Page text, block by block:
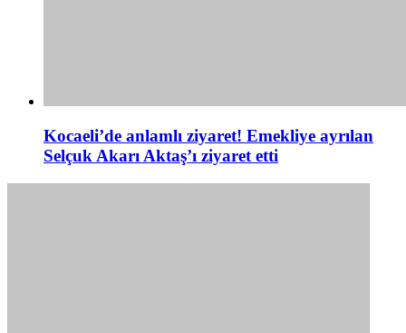
Kocaeli’de anlamlı ziyaret! Emekliye ayrılan
Selçuk Akarı Aktaş’ı ziyaret etti